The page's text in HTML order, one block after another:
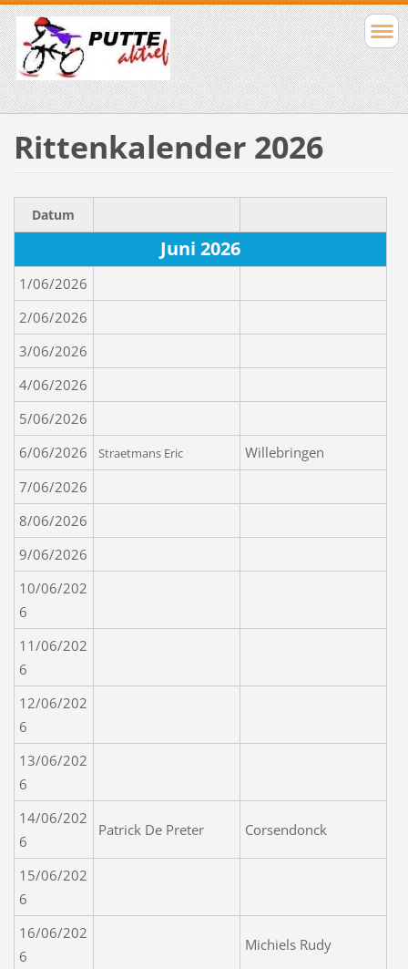
Rittenkalender 2026
Datum
Juni 2026
1/06/2026
2/06/2026
3/06/2026
4/06/2026
5/06/2026
6/06/2026
Straetmans Eric
Willebringen
7/06/2026
8/06/2026
9/06/2026
10/06/202
6
11/06/202
6
12/06/202
6
13/06/202
6
14/06/202
6
Patrick De Preter Corsendonck
15/06/202
6
16/06/202
6
Michiels Rudy